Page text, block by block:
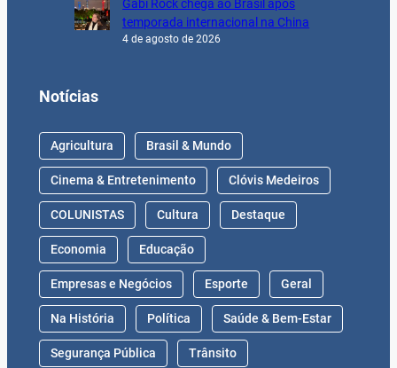
Gabi Rock chega ao Brasil após
temporada internacional na China
4 de agosto de 2026
Notícias
Agricultura Brasil & Mundo
Cinema & Entretenimento Clóvis Medeiros
COLUNISTAS Cultura Destaque
Economia Educação
Empresas e Negócios Esporte Geral
Na História Política Saúde & Bem-Estar
Segurança Pública Trânsito